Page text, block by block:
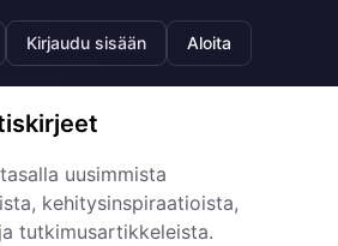
Kirjaudu sisään Aloita
uusimmista
kehitysinspiraatioista,
tutkimusartikkeleista.